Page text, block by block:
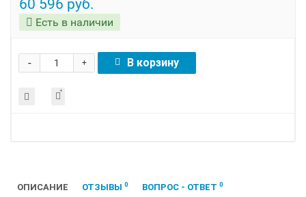
60 596 руб.
Есть в наличии
+
- В корзину
ОПИСАНИЕ ОТЗЫВЫ 0 ВОПРОС - ОТВЕТ 0